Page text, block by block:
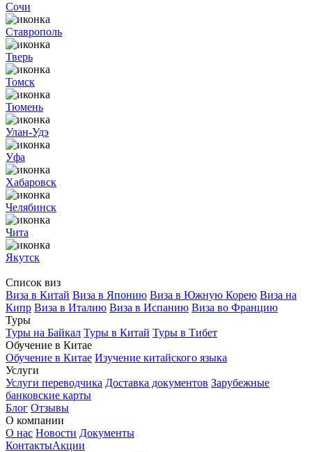
Сочи
Ставрополь
Тверь
Томск
Тюмень
Улан-Удэ
Уфа
Хабаровск
Челябинск
Чита
Якутск
Список виз
Виза в Китай Виза в Японию Виза в Южную Корею Виза на
Кипр Виза в Италию Виза в Испанию Виза во Францию
Туры
Туры на Байкал Туры в Китай Туры в Тибет
Обучение в Китае
Обучение в Китае Изучение китайского языка
Услуги
Услуги переводчика Доставка документов Зарубежные
банковские карты
Блог Отзывы
О компании
О нас Новости Документы
КонтактыАкции